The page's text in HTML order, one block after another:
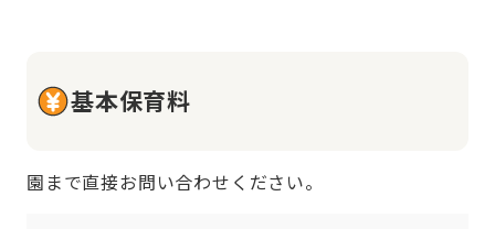
基本保育料
園まで直接お問い合わせください。